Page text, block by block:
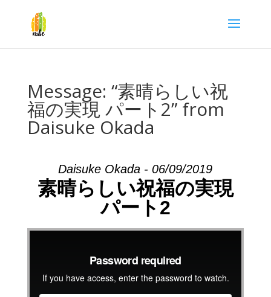
Message: “素晴らしい祝
福の実現 パート2” from
Daisuke Okada
Daisuke Okada - 06/09/2019
素晴らしい祝福の実現
パート2